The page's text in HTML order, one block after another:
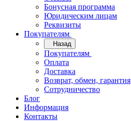
Бонусная программа
Юридическим лицам
Реквизиты
Покупателям
Назад
Покупателям
Оплата
Доставка
Возврат, обмен, гарантия
Сотрудничество
Блог
Информация
Контакты